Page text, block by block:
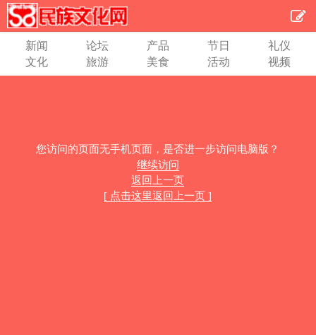
新闻 论坛 产品 节日
礼仪
文化
旅游 美食 活动 视频
您访问的页面无手机页面，是否进一步访问电脑版？
继续访问
返回上一页
[ 点击这里返回上一页 ]